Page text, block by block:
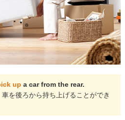
up a car from the rear.
を後ろから持ち上げることができ